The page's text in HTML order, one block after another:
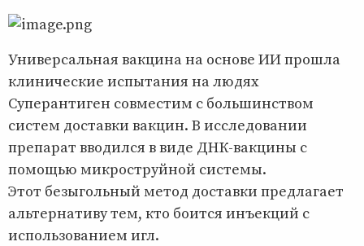
Универсальная вакцина на основе ИИ прошла
клинические испытания на людях
Суперантиген совместим с большинством
систем доставки вакцин. В исследовании
препарат вводился в виде ДНК-вакцины с
помощью микроструйной системы.
Этот безыгольный метод доставки предлагает
альтернативу тем, кто боится инъекций с
использованием игл.